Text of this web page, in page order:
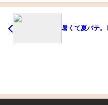
暑くて夏バテ。